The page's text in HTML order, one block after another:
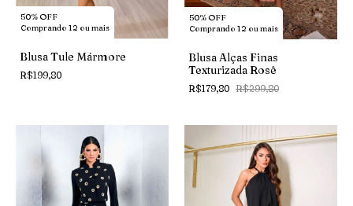
50% OFF
Comprando 12 ou mais
Blusa Tule Mármore
R$199,80
50% OFF
Comprando 12 ou mais
Blusa Alças Finas
Texturizada Rosê
R$179,80 R$299,80